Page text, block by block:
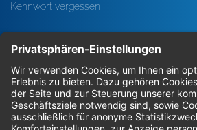
Kennwort vergessen
Bestellungen
Sendung verfolgen